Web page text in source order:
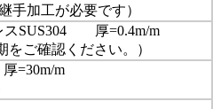
手加工が必要です）
スSUS304 厚=0.4m/m
ご確認ください。）
=30m/m